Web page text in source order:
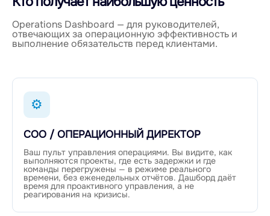
Operations Dashboard — для руководителей,
отвечающих за операционную эффективность и
выполнение обязательств перед клиентами.
⚙
COO / ОПЕРАЦИОННЫЙ ДИРЕКТОР
Ваш пульт управления операциями. Вы видите, как
выполняются проекты, где есть задержки и где
команды перегружены — в режиме реального
времени, без еженедельных отчётов. Дашборд даёт
время для проактивного управления, а не
реагирования на кризисы.